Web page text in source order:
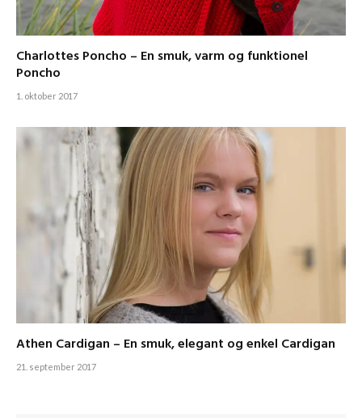
Charlottes Poncho – En smuk, varm og funktionel
Poncho
1. oktober 2017
Athen Cardigan – En smuk, elegant og enkel Cardigan
21. september 2017